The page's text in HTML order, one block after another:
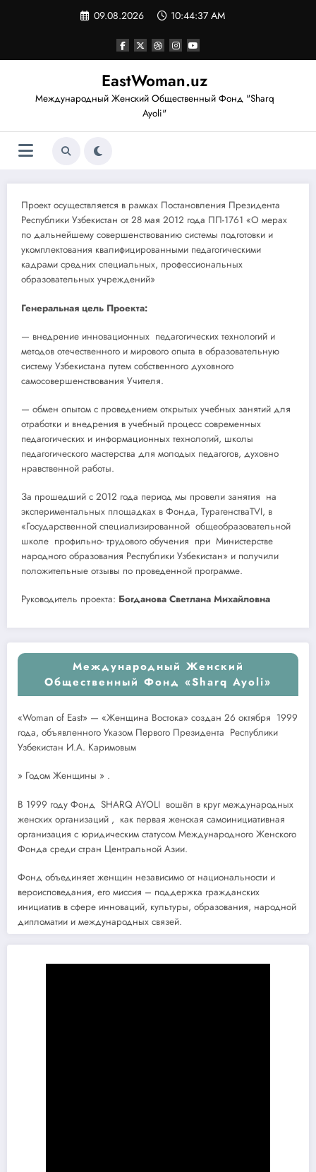
09.08.2026 10:44:38 AM
EastWoman.uz
Международный Женский Общественный Фонд "Sharq
Ayoli"
Международный Женский
Общественный Фонд «Sharq Ayoli»
«Woman of East» — «Женщина Востока» создан 26 октября 1999
года, объявленного Указом Первого Президента Республики
Узбекистан И.А. Каримовым
» Годом Женщины » .
В 1999 году Фонд SHARQ AYOLI вошёл в круг международных
женских организаций , как первая женская самоинициативная
организация с юридическим статусом Международного Женского
Фонда среди стран Центральной Азии.
Фонд объединяет женщин независимо от национальности и
вероисповедания, его миссия – поддержка гражданских
инициатив в сфере инноваций, культуры, образования, народной
дипломатии и международных связей.
Проект осуществляется в рамках Постановления Президента
Республики Узбекистан от 28 мая 2012 года ПП-1761 «О мерах
по дальнейшему совершенствованию системы подготовки и
укомплектования квалифицированными педагогическими
кадрами средних специальных, профессиональных
образовательных учреждений»
Генеральная цель Проекта:
— внедрение инновационных педагогических технологий и
методов отечественного и мирового опыта в образовательную
систему Узбекистана путем собственного духовного
самосовершенствования Учителя.
— обмен опытом с проведением открытых учебных занятий для
отработки и внедрения в учебный процесс современных
педагогических и информационных технологий, школы
педагогического мастерства для молодых педагогов, духовно
нравственной работы.
За прошедший с 2012 года период мы провели занятия на
экспериментальных площадках в Фонда, ТурагенстваTVI, в
«Государственной специализированной общеобразовательной
школе профильно- трудового обучения при Министерстве
народного образования Республики Узбекистан» и получили
положительные отзывы по проведенной программе.
Руководитель проекта: Богданова Светлана Михайловна